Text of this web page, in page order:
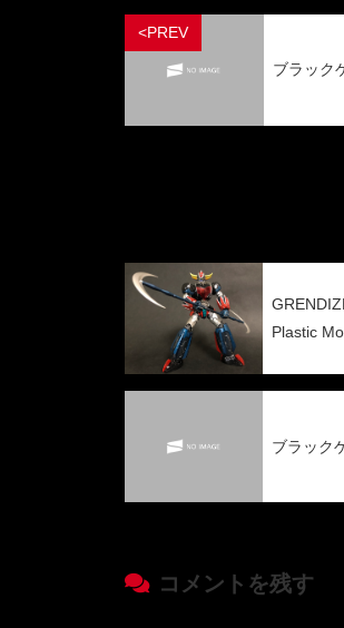
<PREV
ブラック
Plastic
ブラック
コメントを残す